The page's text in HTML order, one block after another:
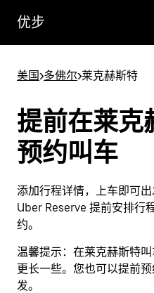
优步
美国>多佛尔>莱克赫斯特
提前在莱克
预约叫车
添加行程详情，上车即可
Uber Reserve 提前安排行
约。
温馨提示： 在莱克赫斯特
更长一些。您也可以提前
发。